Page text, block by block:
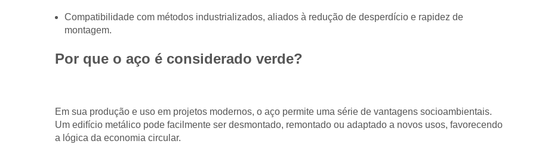
Compatibilidade com métodos industrializados, aliados à redução de desperdício e rapidez de
montagem.
Por que o aço é considerado verde?
Em sua produção e uso em projetos modernos, o aço permite uma série de vantagens socioambientais.
Um edifício metálico pode facilmente ser desmontado, remontado ou adaptado a novos usos, favorecendo
a lógica da economia circular.